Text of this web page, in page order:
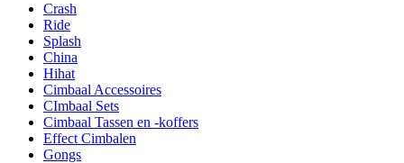
Crash
Ride
Splash
China
Hihat
Cimbaal Accessoires
CImbaal Sets
Cimbaal Tassen en -koffers
Effect Cimbalen
Gongs